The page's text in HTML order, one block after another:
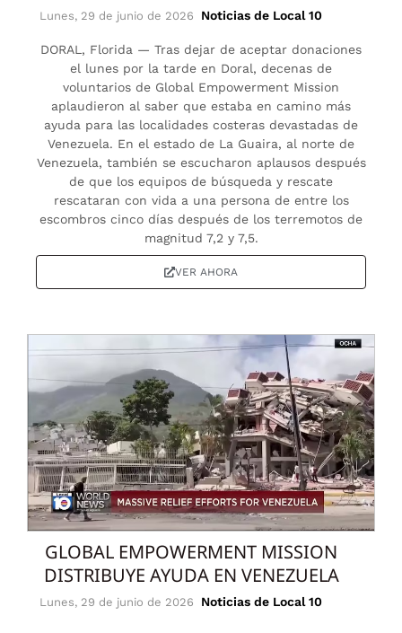
Lunes, 29 de junio de 2026 Noticias de Local 10
DORAL, Florida — Tras dejar de aceptar donaciones
el lunes por la tarde en Doral, decenas de
voluntarios de Global Empowerment Mission
aplaudieron al saber que estaba en camino más
ayuda para las localidades costeras devastadas de
Venezuela. En el estado de La Guaira, al norte de
Venezuela, también se escucharon aplausos después
de que los equipos de búsqueda y rescate
rescataran con vida a una persona de entre los
escombros cinco días después de los terremotos de
magnitud 7,2 y 7,5.
VER AHORA
GLOBAL EMPOWERMENT MISSION
DISTRIBUYE AYUDA EN VENEZUELA
Lunes, 29 de junio de 2026 Noticias de Local 10